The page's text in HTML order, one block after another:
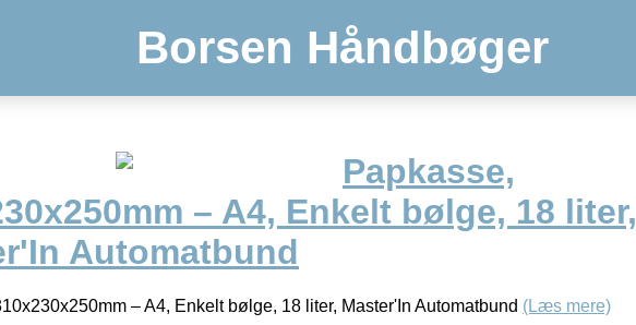
Borsen Håndbøger
Papkasse,
– A4, Enkelt bølge, 18 liter,
Automatbund
– A4, Enkelt bølge, 18 liter, Master'In Automatbund (Læs mere)